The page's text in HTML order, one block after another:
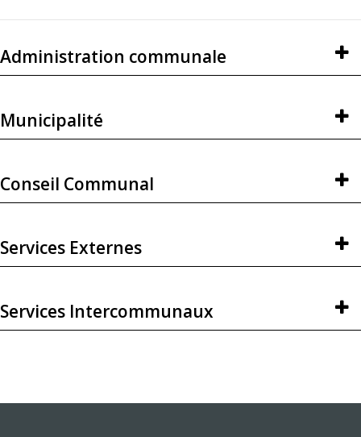
Administration communale
Municipalité
Conseil Communal
Services Externes
Services Intercommunaux